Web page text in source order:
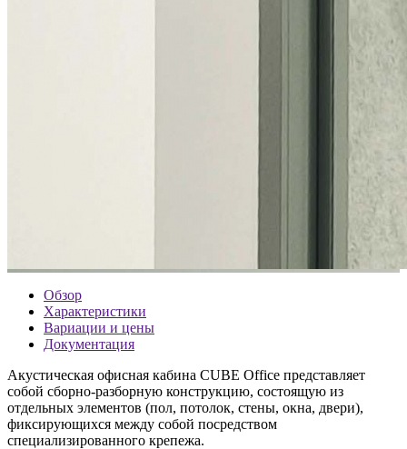
Обзор
Характеристики
Вариации и цены
Документация
Акустическая офисная кабина CUBE Office представляет
собой сборно-разборную конструкцию, состоящую из
отдельных элементов (пол, потолок, стены, окна, двери),
фиксирующихся между собой посредством
специализированного крепежа.